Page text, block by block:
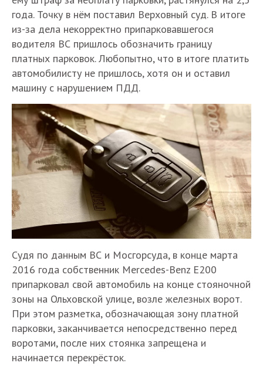
года. Точку в нём поставил Верховный суд. В итоге
из-за дела некорректно припарковавшегося
водителя ВС пришлось обозначить границу
платных парковок. Любопытно, что в итоге платить
автомобилисту не пришлось, хотя он и оставил
машину с нарушением ПДД.
Судя по данным ВС и Мосгорсуда, в конце марта
2016 года собственник Mercedes-Benz E200
припарковал свой автомобиль на конце стояночной
зоны на Ольховской улице, возле железных ворот.
При этом разметка, обозначающая зону платной
парковки, заканчивается непосредственно перед
воротами, после них стоянка запрещена и
начинается перекрёсток.